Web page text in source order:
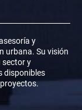
y
urbana. Su visión
sector y
disponibles